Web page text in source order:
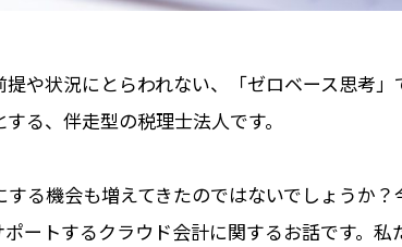
や状況にとらわれない、「ゼロベース思考
る、伴走型の税理士法人です。
る機会も増えてきたのではないでしょうか
ートするクラウド会計に関するお話です。